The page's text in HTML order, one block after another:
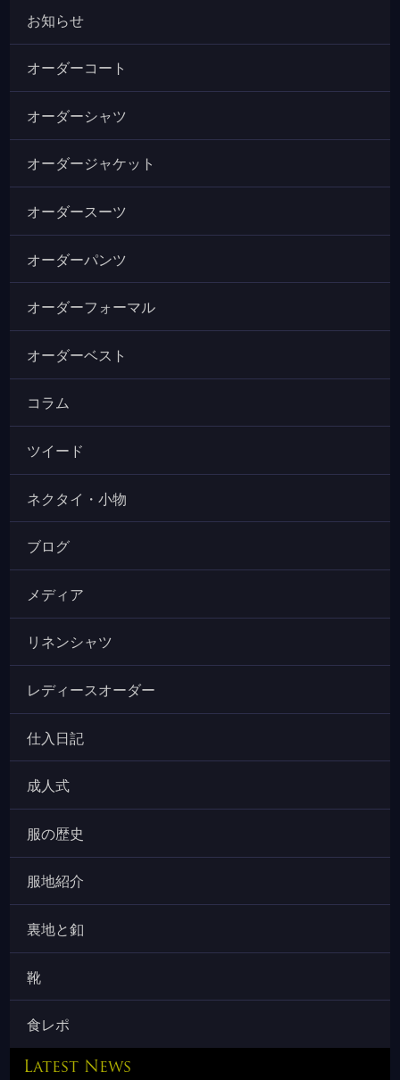
お知らせ
オーダーコート
オーダーシャツ
オーダージャケット
オーダースーツ
オーダーパンツ
オーダーフォーマル
オーダーベスト
コラム
ツイード
ネクタイ・小物
ブログ
メディア
リネンシャツ
レディースオーダー
仕入日記
成人式
服の歴史
服地紹介
裏地と釦
靴
食レポ
Latest News